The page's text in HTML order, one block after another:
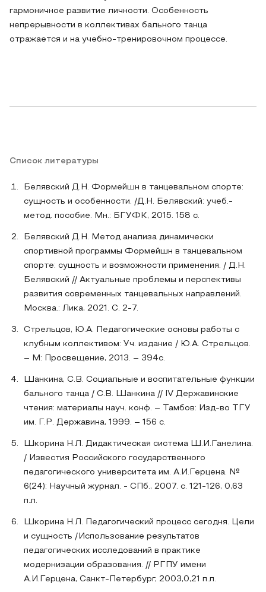
гармоничное развитие личности. Особенность
непрерывности в коллективах бального танца
отражается и на учебно-тренировочном процессе.
Список литературы
Белявский Д.Н. Формейшн в танцевальном спорте:
сущность и особенности. /Д.Н. Белявский: учеб.-
метод. пособие. Мн.: БГУФК, 2015. 158 с.
Белявский Д.Н. Метод анализа динамически
спортивной программы Формейшн в танцевальном
спорте: сущность и возможности применения. / Д.Н.
Белявский // Актуальные проблемы и перспективы
развития современных танцевальных направлений.
Москва.: Лика, 2021. С. 2-7.
Стрельцов, Ю.А. Педагогические основы работы с
клубным коллективом: Уч. издание / Ю.А. Стрельцов.
– М: Просвещение, 2013. – 394с.
Шанкина, С.В. Социальные и воспитательные функции
бального танца / С.В. Шанкина // IV Державинские
чтения: материалы науч. конф. – Тамбов: Изд-во ТГУ
им. Г.Р. Державина, 1999. – 156 с.
Шкорина Н.Л. Дидактическая система Ш.И.Ганелина.
/ Известия Российского государственного
педагогического университета им. А.И.Герцена. №
6(24): Научный журнал. - СПб., 2007. с. 121-126, 0,63
п.л.
Шкорина Н.Л. Педагогический процесс сегодня. Цели
и сущность /Использование результатов
педагогических исследований в практике
модернизации образования. // РГПУ имени
А.И.Герцена, Санкт-Петербург, 2003,0,21 п.л.